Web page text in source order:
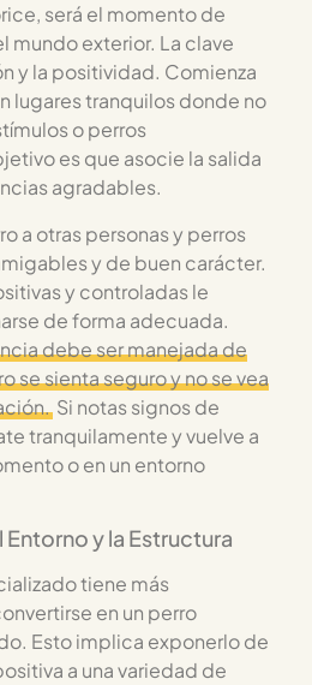
será el momento de
mundo exterior. La clave
y la positividad. Comienza
lugares tranquilos donde no
o perros
es que asocie la salida
agradables.
a otras personas y perros
y de buen carácter.
y controladas le
de forma adecuada.
debe ser manejada de
se sienta seguro y no se vea
Si notas signos de
tranquilamente y vuelve a
o en un entorno
y la Estructura
tiene más
en un perro
Esto implica exponerlo de
a una variedad de